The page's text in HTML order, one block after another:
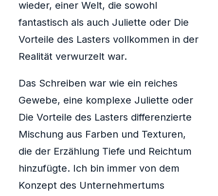
wieder, einer Welt, die sowohl
fantastisch als auch Juliette oder Die
Vorteile des Lasters vollkommen in der
Realität verwurzelt war.
Das Schreiben war wie ein reiches
Gewebe, eine komplexe Juliette oder
Die Vorteile des Lasters differenzierte
Mischung aus Farben und Texturen,
die der Erzählung Tiefe und Reichtum
hinzufügte. Ich bin immer von dem
Konzept des Unternehmertums